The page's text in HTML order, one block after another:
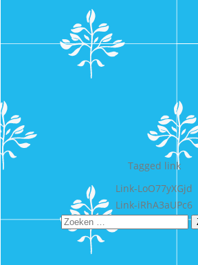
Tagged link
Bericht
navigatie
Link-LoO77yXGjd
Link-iRhA3aUPc6
Zoeken
naar: